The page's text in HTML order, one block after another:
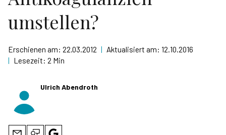
umstellen?
Erschienen am: 22.03.2012 | Aktualisiert am: 12.10.2016
| Lesezeit: 2 Min
Ulrich Abendroth